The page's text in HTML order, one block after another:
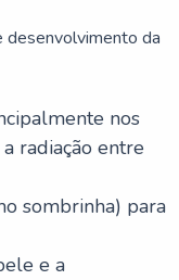
desenvolvimento da
nos
radiação entre
sombrinha) para
e a